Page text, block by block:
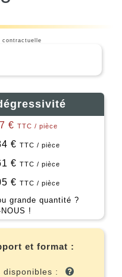
contractuelle
€ TTC / pièce
€ TTC / pièce
€ TTC / pièce
€ TTC / pièce
grande quantité ?
!
et format :
disponibles :